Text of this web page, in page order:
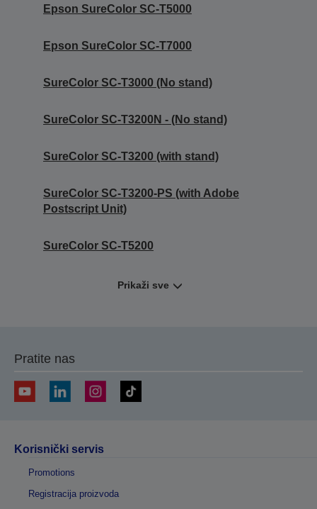
Epson SureColor SC-T5000
Epson SureColor SC-T7000
SureColor SC-T3000 (No stand)
SureColor SC-T3200N - (No stand)
SureColor SC-T3200 (with stand)
SureColor SC-T3200-PS (with Adobe
Postscript Unit)
SureColor SC-T5200
Prikaži sve
Pratite nas
Korisnički servis
Promotions
Registracija proizvoda